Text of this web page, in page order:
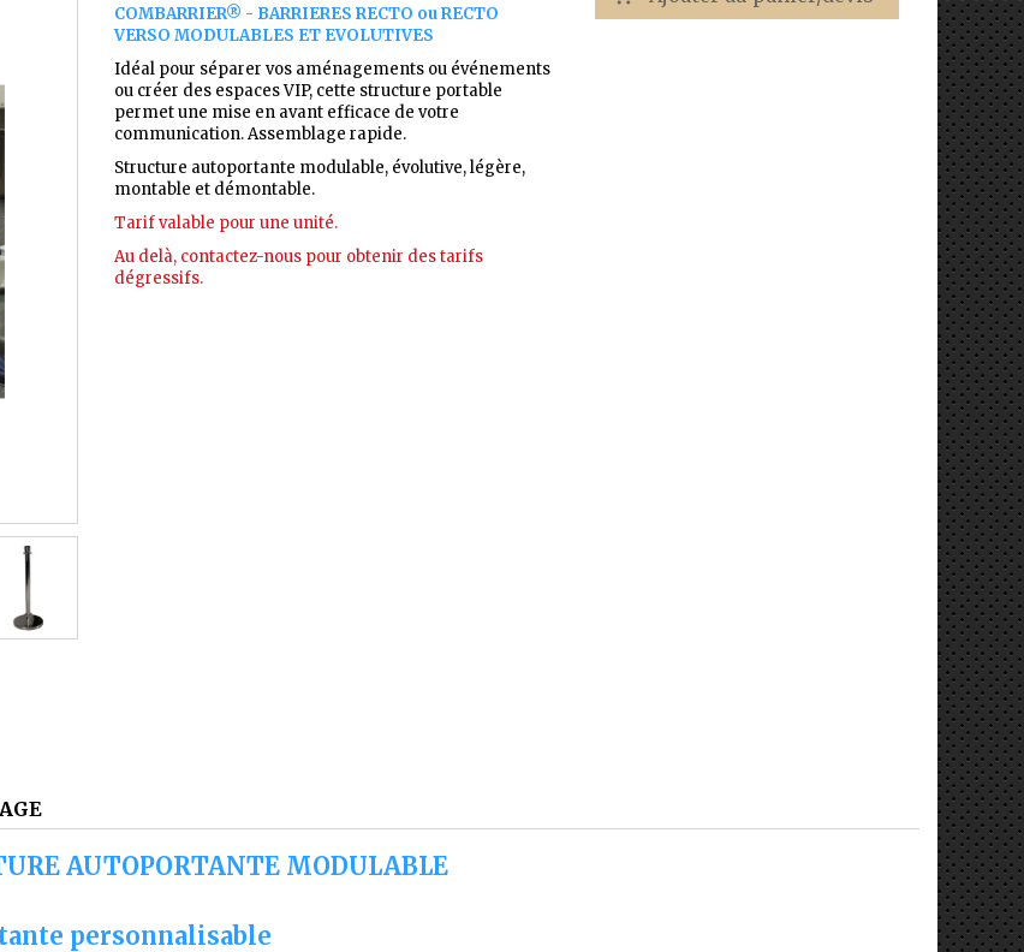
COMBARRIER® - BARRIERES RECTO ou RECTO
VERSO MODULABLES ET EVOLUTIVES
Idéal pour séparer vos aménagements ou événements
ou créer des espaces VIP, cette structure portable
permet une mise en avant efficace de votre
communication. Assemblage rapide.
Structure autoportante modulable, évolutive, légère,
montable et démontable.
Tarif valable pour une unité.
Au delà, contactez-nous pour obtenir des tarifs
dégressifs.
AUTOPORTANTE MODULABLE
personnalisable